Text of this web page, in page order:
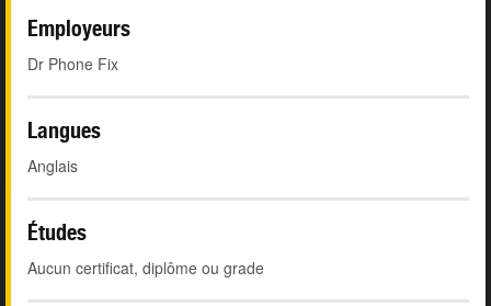
Employeurs
Dr Phone Fix
Langues
Anglais
Études
Aucun certificat, diplôme ou grade